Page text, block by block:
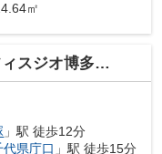
㎡
ジオ博多東Ⅱ
」駅 徒歩12分
代県庁口 」駅 徒歩15分